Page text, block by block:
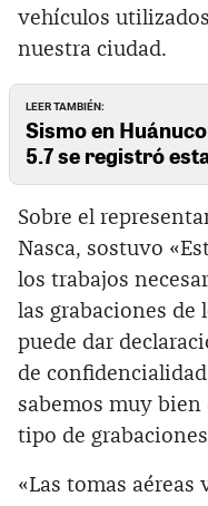
vehículos
nuestra ciudad.
LEER TAMBIÉN:
Sismo en
5.7 se registró
Sobre el
Nasca, sostuvo
los trabajos
las grabaciones de
puede dar
de
sabemos muy bien
tipo de
«Las tomas aéreas